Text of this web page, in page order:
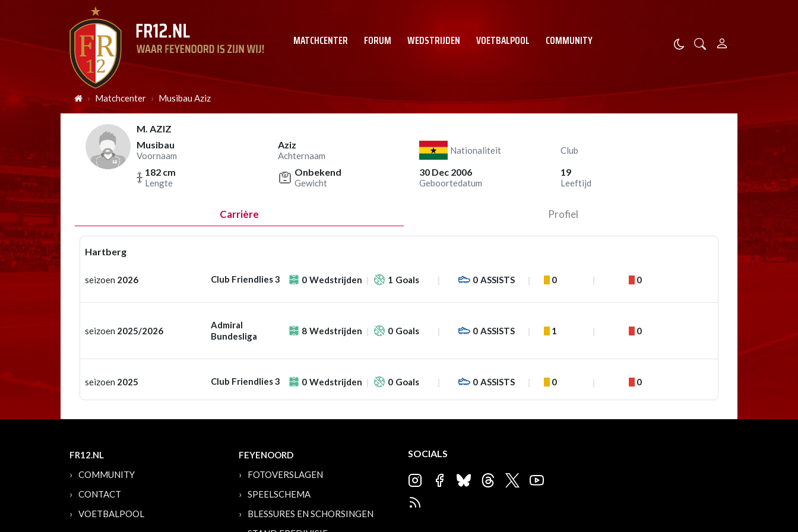
MATCHCENTER FORUM WEDSTRIJDEN VOETBALPOOL COMMUNITY
Matchcenter Musibau Aziz
M. AZIZ
Musibau
Voornaam
Aziz
Achternaam
Nationaliteit Club
182 cm
Lengte
Onbekend
Gewicht
30 Dec 2006
Geboortedatum
19
Leeftijd
Carrière Profiel
Hartberg
seizoen 2026 Club Friendlies 3 0 Wedstrijden 1 Goals 0 ASSISTS 0 0
seizoen 2025/2026
Admiral
Bundesliga
8 Wedstrijden 0 Goals 0 ASSISTS 1 0
seizoen 2025 Club Friendlies 3 0 Wedstrijden 0 Goals 0 ASSISTS 0 0
FR12.NL
COMMUNITY
CONTACT
VOETBALPOOL
FEYENOORD
FOTOVERSLAGEN
SPEELSCHEMA
BLESSURES EN SCHORSINGEN
SOCIALS